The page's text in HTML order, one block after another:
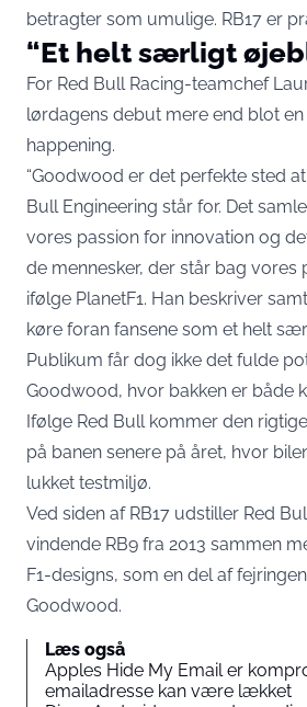
betragter som umulige. RB17 er
“Et helt særligt
For Red Bull Racing-teamchef
lørdagens debut mere end blot
happening.
“Goodwood er det perfekte sted
Bull Engineering står for. Det
vores passion for innovation og
de mennesker, der står bag vores
ifølge PlanetF1. Han beskriver
køre foran fansene som et helt
Publikum får dog ikke det fulde
Goodwood, hvor bakken er både
Ifølge Red Bull kommer den
på banen senere på året, hvor
lukket testmiljø.
Ved siden af RB17 udstiller Red
vindende RB9 fra 2013 sammen
F1-designs, som en del af
Goodwood.
Læs også
Apples Hide My Email er
emailadresse kan være lækket